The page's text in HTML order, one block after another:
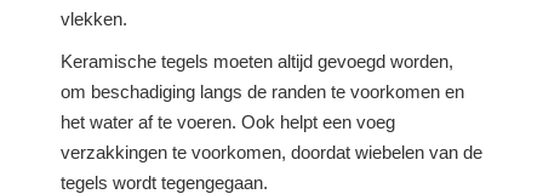
vlekken.
Keramische tegels moeten altijd gevoegd worden,
om beschadiging langs de randen te voorkomen en
het water af te voeren. Ook helpt een voeg
verzakkingen te voorkomen, doordat wiebelen van de
tegels wordt tegengegaan.